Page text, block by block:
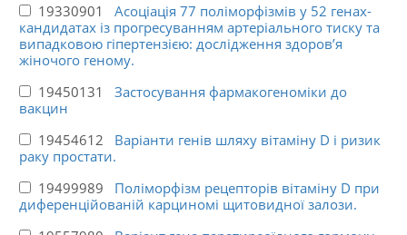
19330901 Асоціація 77 поліморфізмів у 52 генах-
кандидатах із прогресуванням артеріального тиску та
випадковою гіпертензією: дослідження здоров’я
жіночого геному.
19450131 Застосування фармакогеноміки до
вакцин
19454612 Варіанти генів шляху вітаміну D і ризик
раку простати.
19499989 Поліморфізм рецепторів вітаміну D при
диференційованій карциномі щитовидної залози.